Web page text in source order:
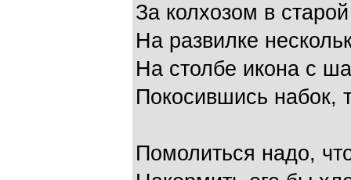
За колхозом в
На развилке
На столбе икона с
Покосившись набок,
Помолиться надо,